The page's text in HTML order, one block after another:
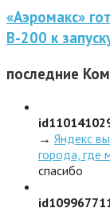
«Аэромакс»
В-200 к
последние
→ Яндекс
города, где
спасибо